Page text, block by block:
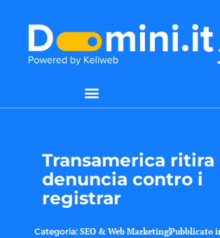
Transamerica ritira
denuncia contro i
registrar
Categoria: SEO & Web MarketingPubblicato